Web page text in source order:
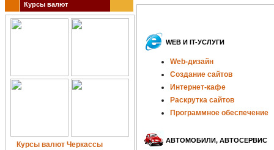
Курсы валют
Курсы валют Черкассы
WEB И IT-УСЛУГИ
Web-дизайн
Создание сайтов
Интернет-кафе
Раскрутка сайтов
Программное обеспечение
АВТОМОБИЛИ, АВТОСЕРВИС